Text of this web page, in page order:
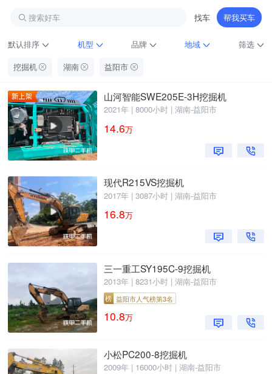
搜索好车 找车 帮我买车
默认排序 机型 品牌 地域
筛选
挖掘机
湖南 益阳市
山河智能SWE205E-3H挖掘机
2021年 | 8000小时 | 湖南-益阳市
14.6万
现代R215VS挖掘机
2017年 | 3087小时 | 湖南-益阳市
16.8万
三一重工SY195C-9挖掘机
2013年 | 8231小时 | 湖南-益阳市
榜 益阳市人气榜第3名
10.8万
小松PC200-8挖掘机
2009年 | 16000小时 | 湖南-益阳市
铁甲龙总部 4000099032 认证经纪人